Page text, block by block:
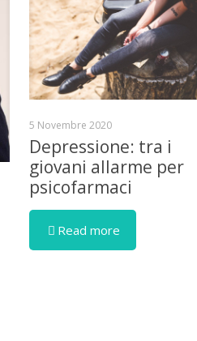
5 Novembre 2020
Depressione: tra i
giovani allarme per
psicofarmaci
Read more